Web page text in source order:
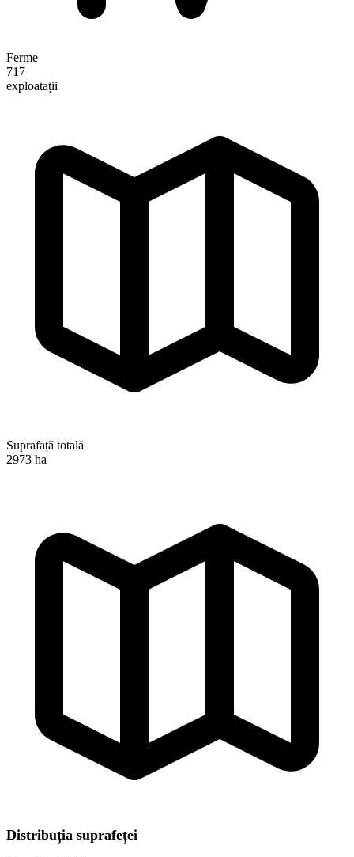
Ferme
717
exploatații
Suprafață totală
2973 ha
Distribuția suprafeței